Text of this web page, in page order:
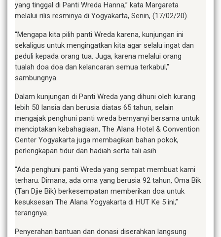
yang tinggal di Panti Wreda Hanna,” kata Margareta
melalui rilis resminya di Yogyakarta, Senin, (17/02/20).
“Mengapa kita pilih panti Wreda karena, kunjungan ini
sekaligus untuk mengingatkan kita agar selalu ingat dan
peduli kepada orang tua. Juga, karena melalui orang
tualah doa doa dan kelancaran semua terkabul,”
sambungnya.
Dalam kunjungan di Panti Wreda yang dihuni oleh kurang
lebih 50 lansia dan berusia diatas 65 tahun, selain
mengajak penghuni panti wreda bernyanyi bersama untuk
menciptakan kebahagiaan, The Alana Hotel & Convention
Center Yogyakarta juga membagikan bahan pokok,
perlengkapan tidur dan hadiah serta tali asih.
“Ada penghuni panti Wreda yang sempat membuat kami
terharu. Dimana, ada oma yang berusia 92 tahun, Oma Bik
(Tan Djie Bik) berkesempatan memberikan doa untuk
kesuksesan The Alana Yogyakarta di HUT Ke 5 ini,”
terangnya.
Penyerahan bantuan dan donasi diserahkan langsung